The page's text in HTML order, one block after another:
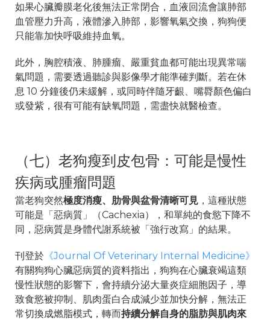
如果心臟瓣膜老化後無法正常閉合，血液回流會讓肺部
血管壓力升高，液體滲入肺部，影響氧氣交換，狗狗便
只能靠加快呼吸維持血氧。
此外，胸腔積液、肺腫瘤、嚴重貧血都可能出現異常喘
氣問題，需要透過聽診與影像學才能準確判斷。若在休
息 10 分鐘後仍未緩解，或同時伴隨牙齦、嘴脣顏色偏白
或發紫，很有可能有缺氧問題，需盡快就醫檢查。
（七）老狗瘦到皮包骨：可能是慢性
疾病或腫瘤問題
當老狗突然極度消瘦、肋骨與盆骨清晰可見 ，這種狀態
可能是「惡病質」（Cachexia），和單純的食慾下降不
同，惡病質是身體代謝系統被「強行改寫」的結果。
刊登於 《Journal Of Veterinary Internal Medicine》
有關狗狗心臟惡病質的資料指出，狗狗在心臟衰竭這類
慢性狀態的影響下，會持續分泌大量炎症細胞因子，導
致食慾被抑制、肌肉蛋白合成減少並加快分解，無法正
常切換成燃脂模式，轉而持續分解自身的脂肪與肌肉來